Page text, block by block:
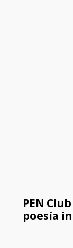
PEN
poesía